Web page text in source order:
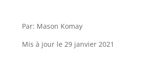
Par: Mason Komay
Mis à jour le 29 janvier 2021